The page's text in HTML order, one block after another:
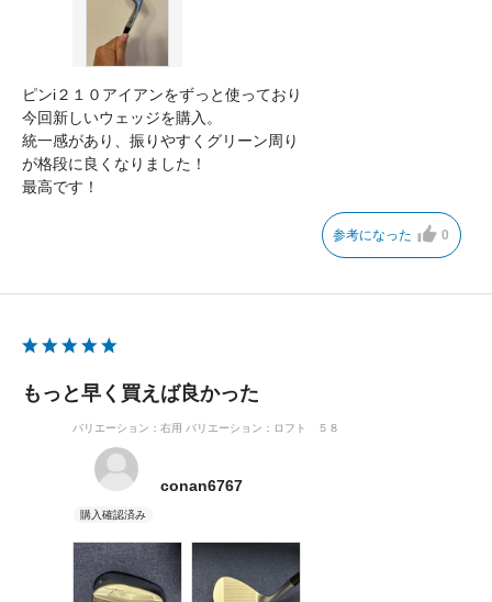
ピンi２１０アイアンをずっと使っており
今回新しいウェッジを購入。
統一感があり、振りやすくグリーン周り
が格段に良くなりました！
最高です！
参考になった 0
もっと早く買えば良かった
バリエーション：右用 バリエーション：ロフト ５８
conan6767